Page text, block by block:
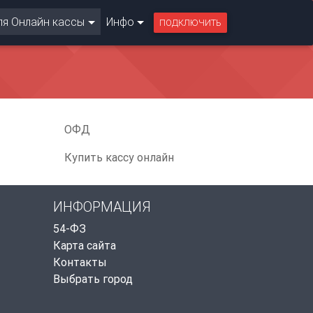
Онлайн кассы Инфо ПОДКЛЮЧИТЬ
ОФД
Купить кассу онлайн
ИНФОРМАЦИЯ
54-ФЗ
Карта сайта
Контакты
Выбрать город